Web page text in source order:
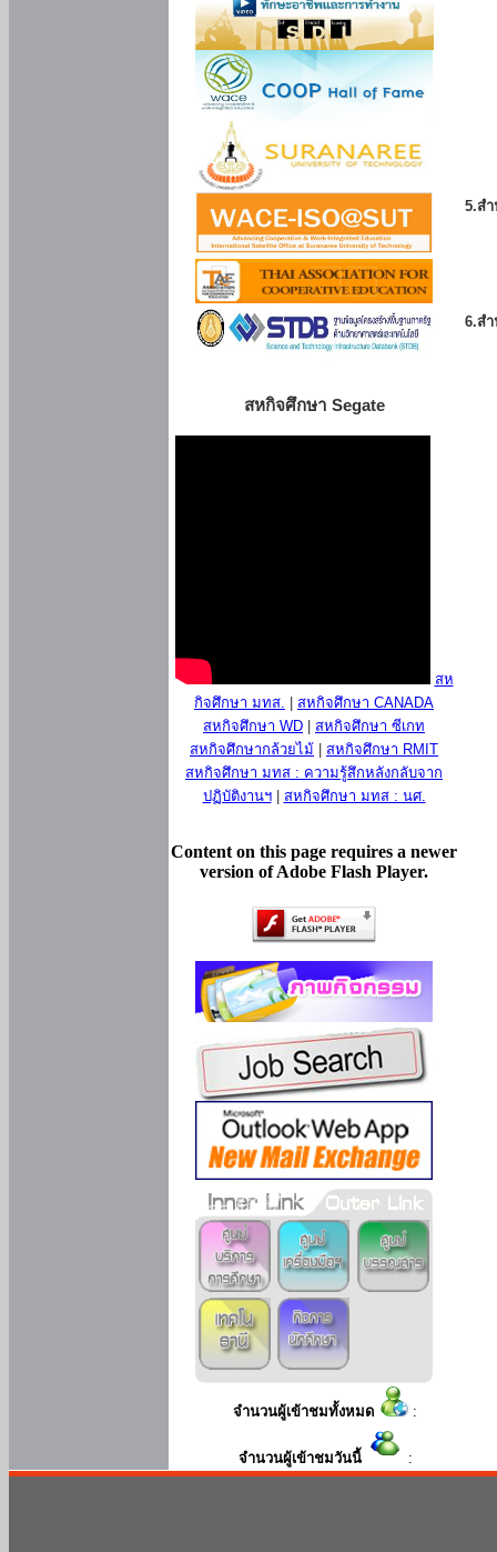
สหกิจศึกษา Segate
สห
กิจศึกษา มทส.
สหกิจศึกษา CANADA
สหกิจศึกษา WD
สหกิจศึกษา ซีเกท
สหกิจศึกษากล้วยไม้
สหกิจศึกษา RMIT
สหกิจศึกษา มทส : ความรู้สึกหลังกลับจาก
ปฏิบัติงานฯ| สหกิจศึกษา มทส : นศ.
Content on this page requires a newer
version of Adobe Flash Player.
จำนวนผู้เข้าชมทั้งหมด :
จำนวนผู้เข้าชมวันนี้ :
5.ส
6.ส